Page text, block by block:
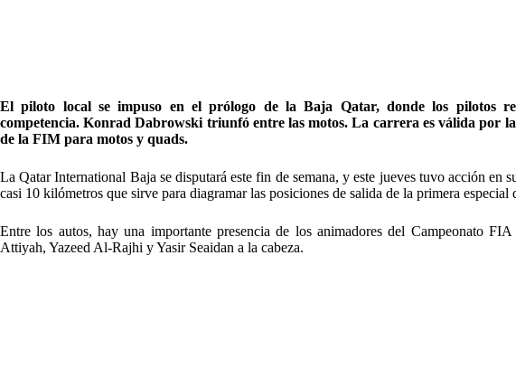
El piloto local se impuso en el prólogo de la Baja Qatar, donde los pilotos
competencia. Konrad Dabrowski triunfó entre las motos. La carrera es válida por
de la FIM para motos y quads.
La Qatar International Baja se disputará este fin de semana, y este jueves tuvo acción en
casi 10 kilómetros que sirve para diagramar las posiciones de salida de la primera especial
Entre los autos, hay una importante presencia de los animadores del Campeonato
Attiyah, Yazeed Al-Rajhi y Yasir Seaidan a la cabeza.